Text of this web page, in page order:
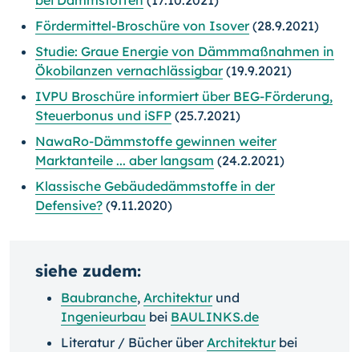
Fördermittel-Broschüre von Isover(28.9.2021)
Studie: Graue Energie von Dämmmaßnahmen in
Ökobilanzen vernachlässigbar(19.9.2021)
IVPU Broschüre informiert über BEG-Förderung,
Steuerbonus und iSFP (25.7.2021)
NawaRo-Dämmstoffe gewinnen weiter
Marktanteile ... aber langsam (24.2.2021)
Klassische Gebäudedämmstoffe in der
Defensive? (9.11.2020)
siehe zudem:
Baubranche, Architekturund
Ingenieurbau bei BAULINKS.de
Literatur / Bücher überArchitekturbei